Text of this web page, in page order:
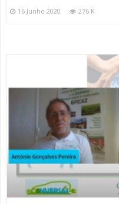
16 Junho 2020 276 K